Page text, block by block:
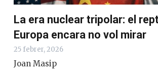
La era nuclear tripolar: el
Europa encara no vol mirar
25 febrer, 2026
Joan Masip